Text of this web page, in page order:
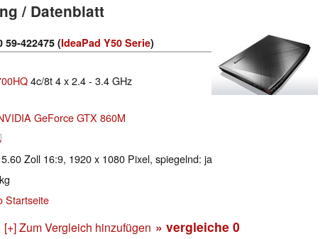
/ Datenblatt
59-422475 (IdeaPad Y50 Serie)
4c/8t 4 x 2.4 - 3.4 GHz
GeForce GTX 860M
Zoll 16:9, 1920 x 1080 Pixel, spiegelnd: ja
Startseite
[+] Zum Vergleich hinzufügen » vergleiche 0